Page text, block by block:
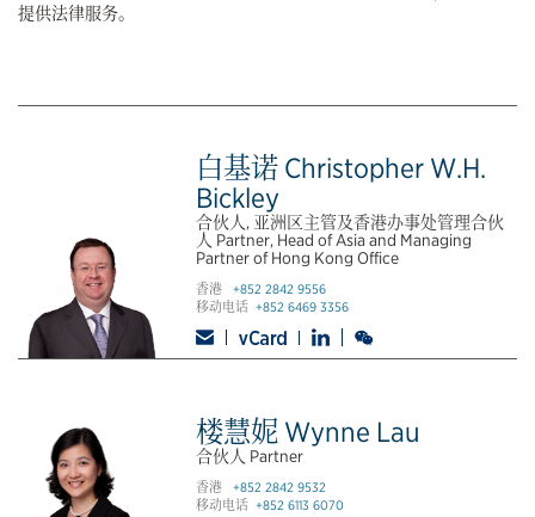
提供法律服务。
白基诺 Christopher W.H.
Bickley
合伙人, 亚洲区主管及香港办事处管理合伙
人 Partner, Head of Asia and Managing
Partner of Hong Kong Office
香港+852 2842 9556
移动电话+852 6469 3356
楼慧妮 Wynne Lau
合伙人 Partner
香港+852 2842 9532
移动电话+852 6113 6070